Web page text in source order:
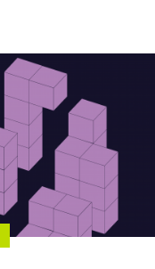
Познакомиться с ИКРОЙ
Статьи
Кейсы
О нас